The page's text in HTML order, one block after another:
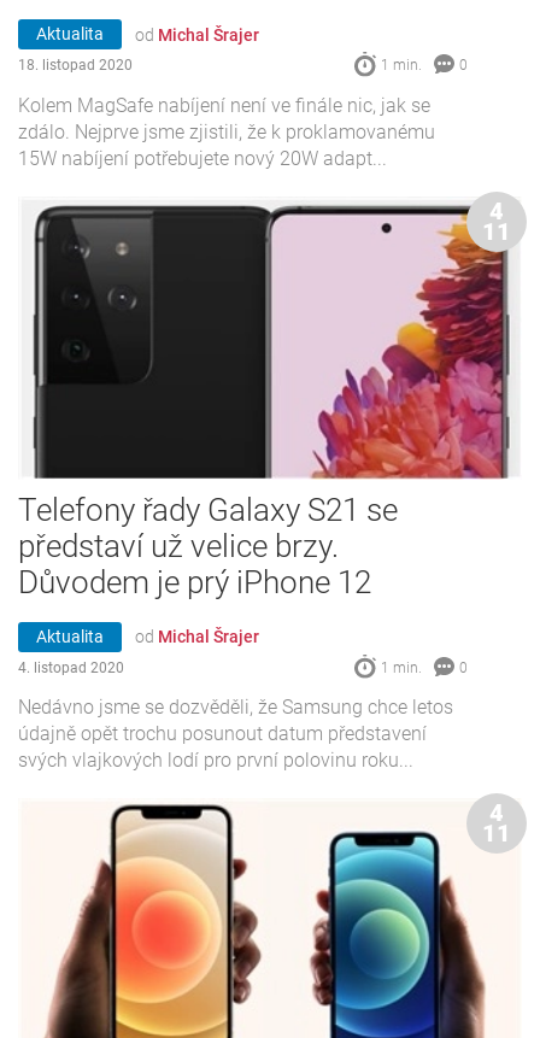
Aktualita od Michal Šrajer
18. listopad 2020 1 min. 0
Kolem MagSafe nabíjení není ve finále nic, jak se
zdálo. Nejprve jsme zjistili, že k proklamovanému
15W nabíjení potřebujete nový 20W adapt...
Telefony řady Galaxy S21 se
představí už velice brzy.
Důvodem je prý iPhone 12
Aktualita od Michal Šrajer
4. listopad 2020 1 min. 0
Nedávno jsme se dozvěděli, že Samsung chce letos
údajně opět trochu posunout datum představení
svých vlajkových lodí pro první polovinu roku...
4
11
4
11